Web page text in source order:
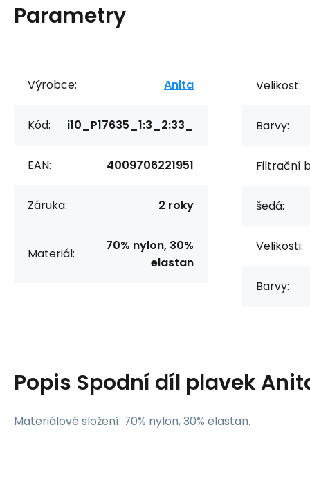
Parametry
Výrobce: Anita
Kód: i10_P17635_1:3_2:33_
EAN: 4009706221951
Záruka: 2 roky
Materiál:
70% nylon, 30%
elastan
Velikost:
Barvy:
Filtrační
šedá:
Velikosti:
Barvy:
Popis Spodní díl plavek
Materiálové složení: 70% nylon, 30% elastan.